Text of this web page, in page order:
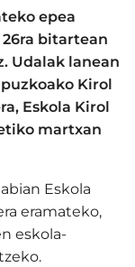
epea
bitartean
Udalak lanean
Kirol
Eskola Kirol
martxan
Eskola
eramateko,
eskola-